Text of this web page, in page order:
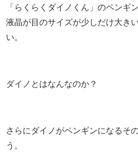
「らくらくダイノくん」のペンギ
液晶が目のサイズが少しだけ大き
い。
ダイノとはなんなのか？
さらにダイノがペンギンになるそ
う。